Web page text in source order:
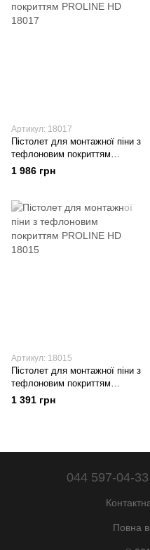
Артикул: 18017
Пістолет для монтажної піни з
тефлоновим покриттям
PROLINE HD 18017
1 986 грн
Артикул: 18015
Пістолет для монтажної піни з
тефлоновим покриттям
PROLINE HD 18015
1 391 грн
044 597-04-33
Повна